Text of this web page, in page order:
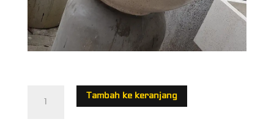
Wastafel
Tambah ke keranjang